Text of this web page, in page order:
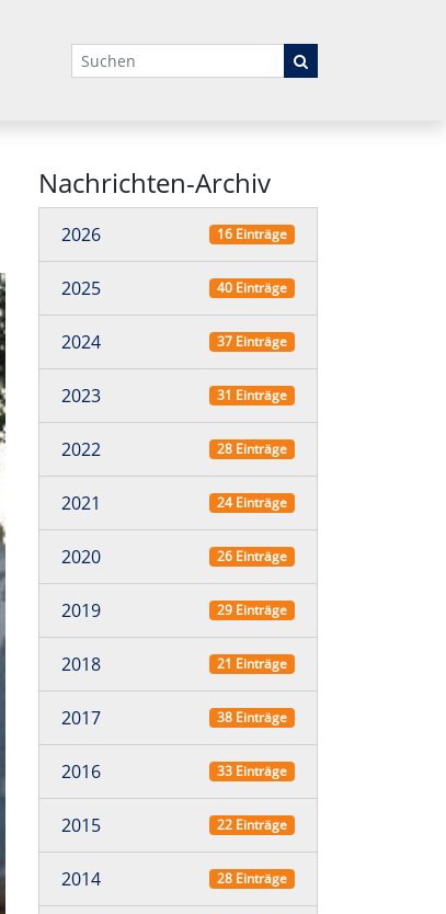
Suchbegriffe
Nachrichten-Archiv
2026 16 Einträge
2025 40 Einträge
2024 37 Einträge
2023 31 Einträge
2022 28 Einträge
2021 24 Einträge
2020 26 Einträge
2019 29 Einträge
2018 21 Einträge
2017 38 Einträge
2016 33 Einträge
2015 22 Einträge
2014 28 Einträge